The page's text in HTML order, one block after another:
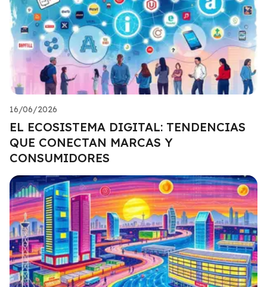
16/06/2026
EL ECOSISTEMA DIGITAL: TENDENCIAS
QUE CONECTAN MARCAS Y
CONSUMIDORES